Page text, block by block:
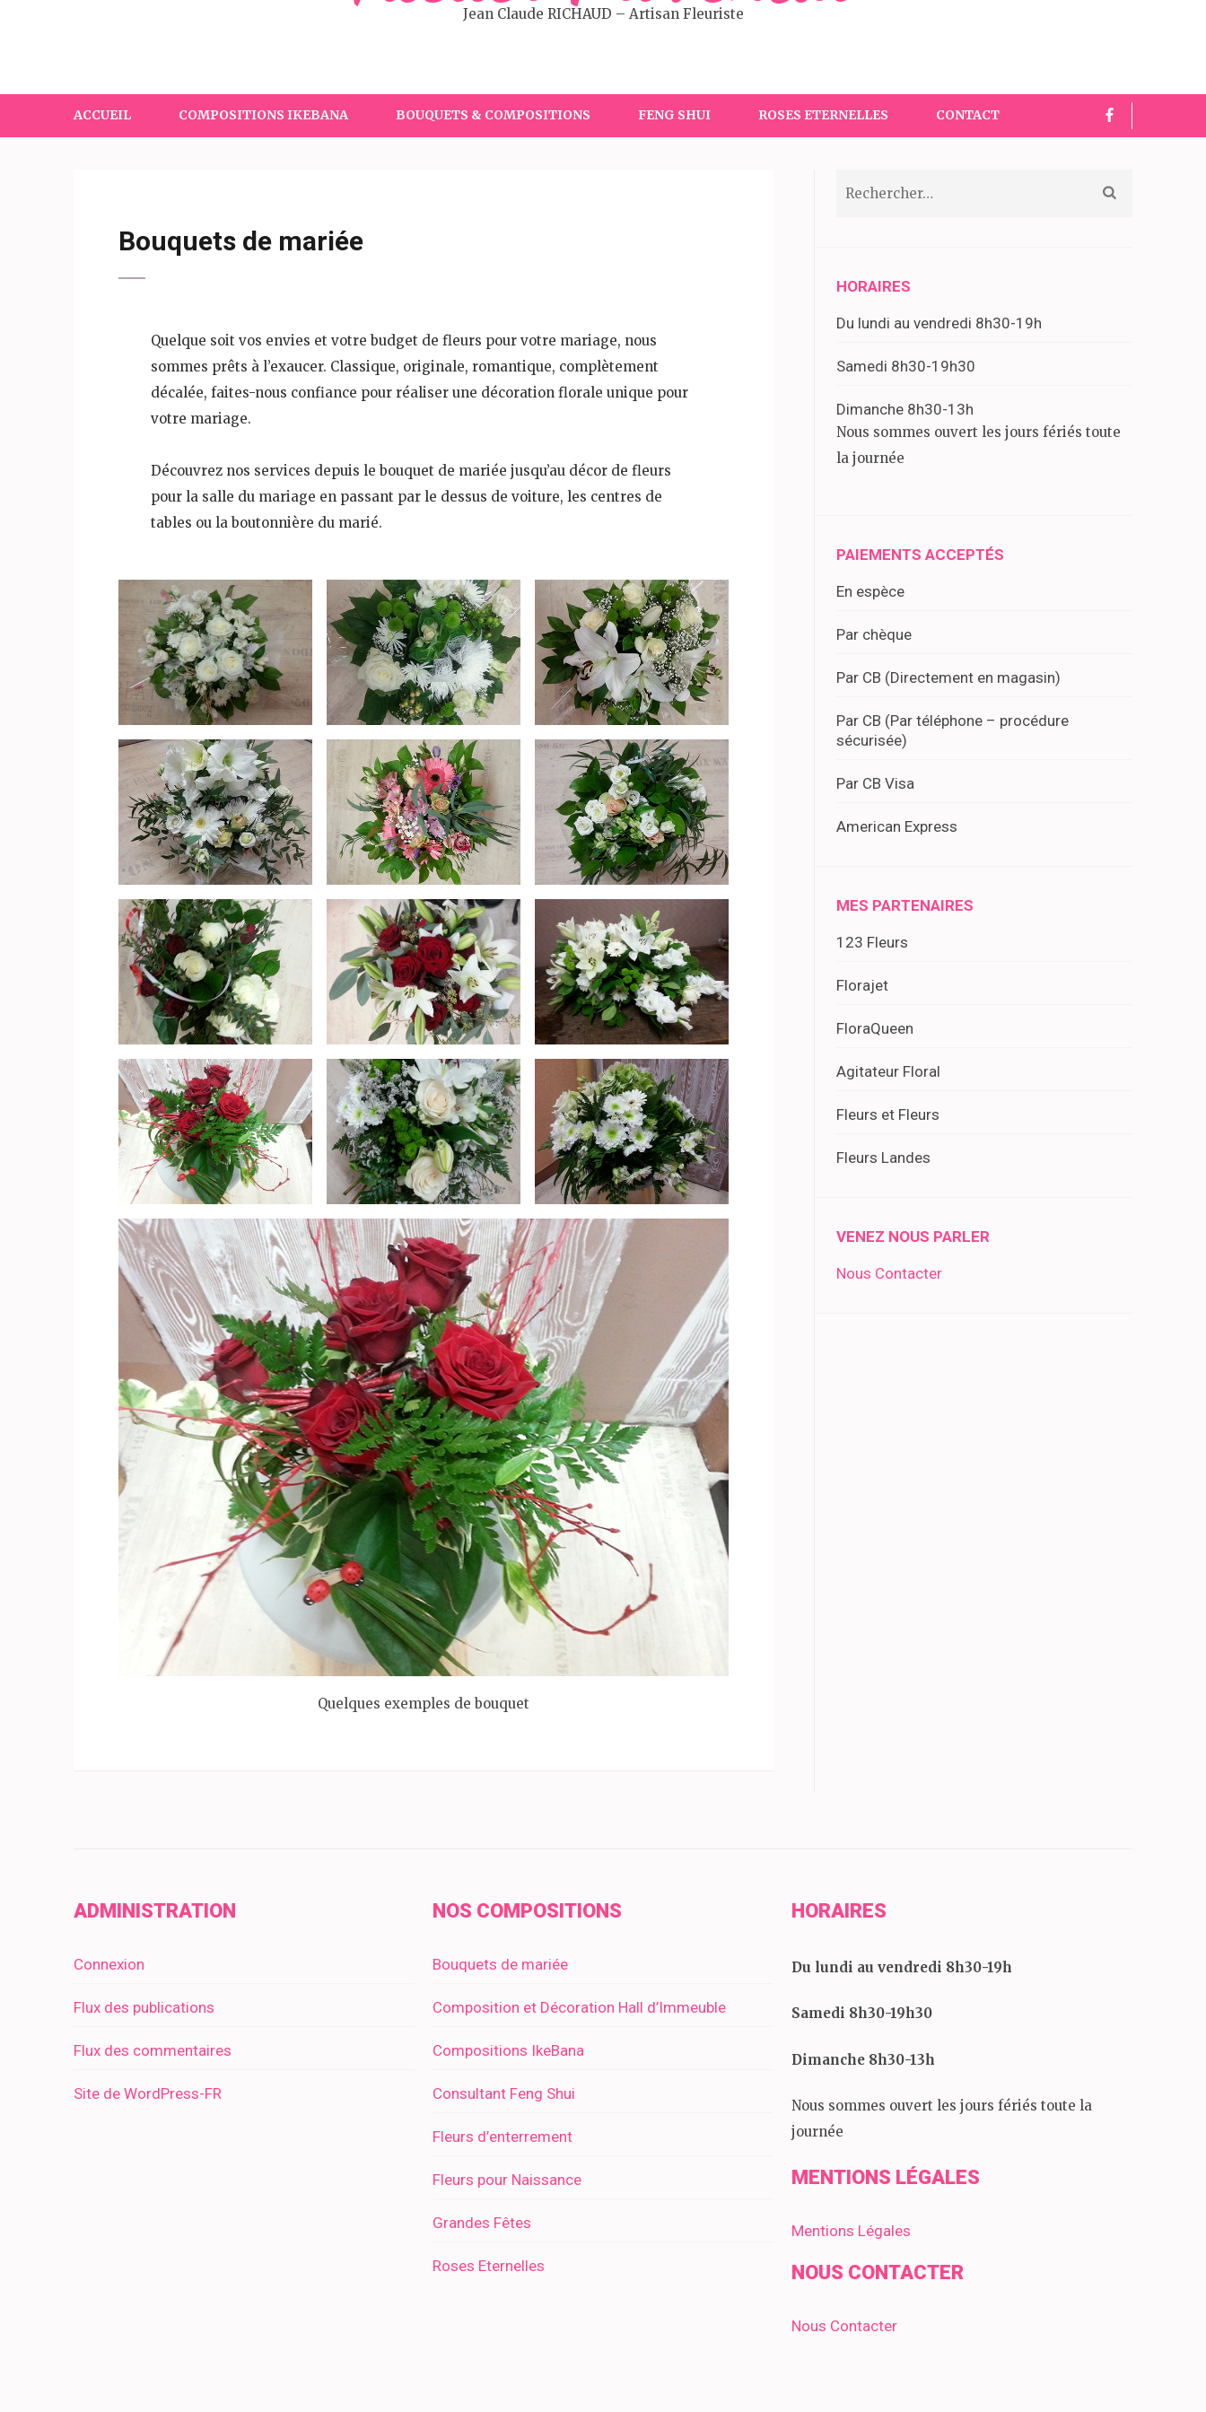
Jean Claude RICHAUD – Artisan Fleuriste
ACCUEIL COMPOSITIONS IKEBANA BOUQUETS & COMPOSITIONS FENG SHUI ROSES ETERNELLES CONTACT
Bouquets de mariée
Quelque soit vos envies et votre budget de fleurs pour votre mariage, nous
sommes prêts à l’exaucer. Classique, originale, romantique, complètement
décalée, faites-nous confiance pour réaliser une décoration florale unique pour
votre mariage.
Découvrez nos services depuis le bouquet de mariée jusqu’au décor de fleurs
pour la salle du mariage en passant par le dessus de voiture, les centres de
tables ou la boutonnière du marié.
Quelques exemples de bouquet
HORAIRES
Du lundi au vendredi 8h30-19h
Samedi 8h30-19h30
Dimanche 8h30-13h
Nous sommes ouvert les jours fériés toute
la journée
PAIEMENTS ACCEPTÉS
En espèce
Par chèque
Par CB (Directement en magasin)
Par CB (Par téléphone – procédure
sécurisée)
Par CB Visa
American Express
MES PARTENAIRES
123 Fleurs
Florajet
FloraQueen
Agitateur Floral
Fleurs et Fleurs
Fleurs Landes
VENEZ NOUS PARLER
Nous Contacter
ADMINISTRATION
Connexion
Flux des publications
Flux des commentaires
Site de WordPress-FR
NOS COMPOSITIONS
Bouquets de mariée
Composition et Décoration Hall d’Immeuble
Compositions IkeBana
Consultant Feng Shui
Fleurs d’enterrement
Fleurs pour Naissance
Grandes Fêtes
Roses Eternelles
HORAIRES
Du lundi au vendredi 8h30-19h
Samedi 8h30-19h30
Dimanche 8h30-13h
Nous sommes ouvert les jours fériés toute la
journée
MENTIONS LÉGALES
Mentions Légales
NOUS CONTACTER
Nous Contacter